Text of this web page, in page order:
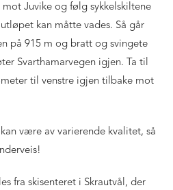
mot Juvike og følg sykkelskiltene
kan måtte vades. Så går
på 915 m og bratt og svingete
Svarthamarvegen igjen. Ta til
til venstre igjen tilbake mot
være av varierende kvalitet, så
fra skisenteret i Skrautvål, der